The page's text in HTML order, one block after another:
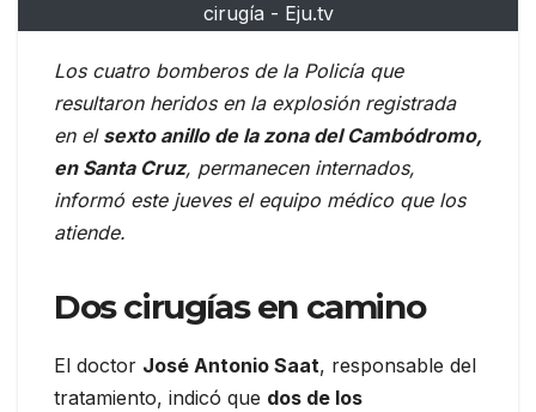
cirugía - Eju.tv
Los cuatro bomberos de la Policía que
resultaron heridos en la explosión registrada
en el sexto anillo de la zona del Cambódromo,
en Santa Cruz, permanecen internados,
informó este jueves el equipo médico que los
atiende.
Dos cirugías en camino
El doctor José Antonio Saat, responsable del
tratamiento, indicó que dos de los